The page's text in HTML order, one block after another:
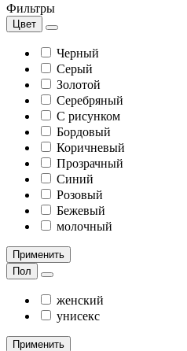
Фильтры
Цвет
Черный
Серый
Золотой
Серебряный
С рисунком
Бордовый
Коричневый
Прозрачный
Синий
Розовый
Бежевый
молочный
Применить
Пол
женский
унисекс
Применить